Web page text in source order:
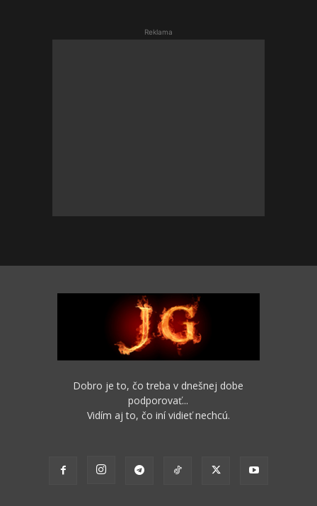
Reklama
Dobro je to, čo treba v dnešnej dobe
podporovať...
Vidím aj to, čo iní vidieť nechcú.